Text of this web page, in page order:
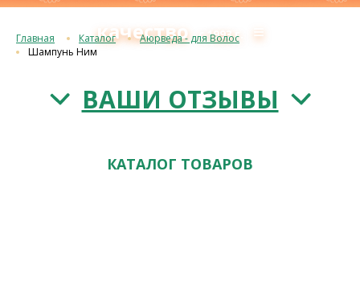
качествос 1993 г. ≡
Главная Каталог
Аюрведа - для Волос
Шампунь Ним
ВАШИ ОТЗЫВЫ
КАТАЛОГ ТОВАРОВ